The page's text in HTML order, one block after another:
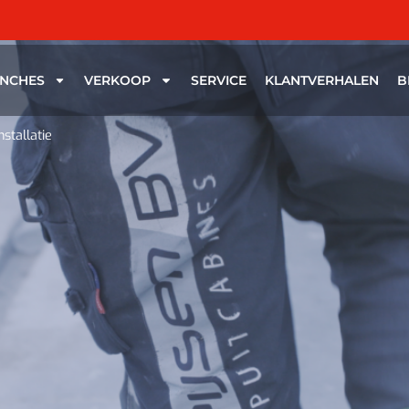
VERKOOP SERVICE KLANTVERHALEN